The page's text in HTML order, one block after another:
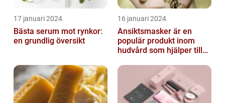
17 januari 2024
Bästa serum mot rynkor:
en grundlig översikt
16 januari 2024
Ansiktsmasker är en
populär produkt inom
hudvård som hjälper till
näring åt hud...